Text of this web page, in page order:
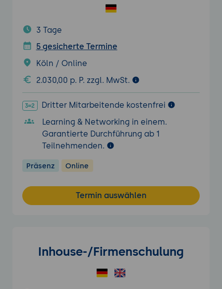
3 Tage
5 gesicherte Termine
Köln / Online
2.030,00 p. P. zzgl. MwSt.
Dritter Mitarbeitende kostenfrei
Learning & Networking in einem.
Garantierte Durchführung ab 1
Teilnehmenden.
Präsenz Online
Termin auswählen
Inhouse-/Firmenschulung